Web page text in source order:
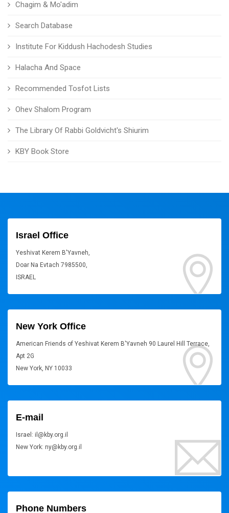
Chagim & Mo'adim
Search Database
Institute For Kiddush Hachodesh Studies
Halacha And Space
Recommended Tosfot Lists
Ohev Shalom Program
The Library Of Rabbi Goldvicht's Shiurim
KBY Book Store
Israel Office
Yeshivat Kerem B'Yavneh,
Doar Na Evtach 7985500,
ISRAEL
New York Office
American Friends of Yeshivat Kerem B'Yavneh 90 Laurel Hill Terrace,
Apt 2G
New York, NY 10033
E-mail
Israel: il@kby.org.il
New York: ny@kby.org.il
Phone Numbers